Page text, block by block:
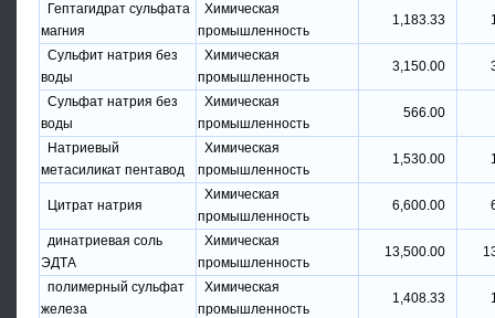
Гептагидрат сульфата
магния
Химическая
промышленность
1,183.33
Сульфит натрия без
воды
Химическая
промышленность
3,150.00
Сульфат натрия без
воды
Химическая
промышленность
566.00
Натриевый
метасиликат пентавод
Химическая
промышленность
1,530.00
Цитрат натрия
Химическая
промышленность
6,600.00
динатриевая соль
ЭДТА
Химическая
промышленность
13,500.00
полимерный сульфат
железа
Химическая
промышленность
1,408.33